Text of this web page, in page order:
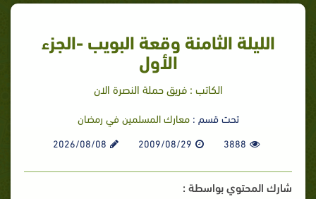
الليلة الثامنة وقعة البويب -الجزء
الأول
الكاتب : فريق حملة النصرة الان
تحت قسم :معارك المسلمين في رمضان
3888
2009/08/29
2026/08/08
شارك المحتوي بواسطة :